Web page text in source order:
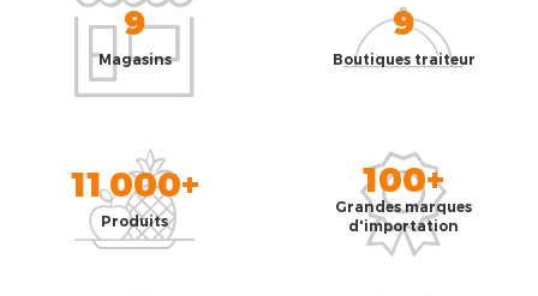
9
Magasins
9
Boutiques traiteur
11 000+
Produits
100+
Grandes marques
d'importation